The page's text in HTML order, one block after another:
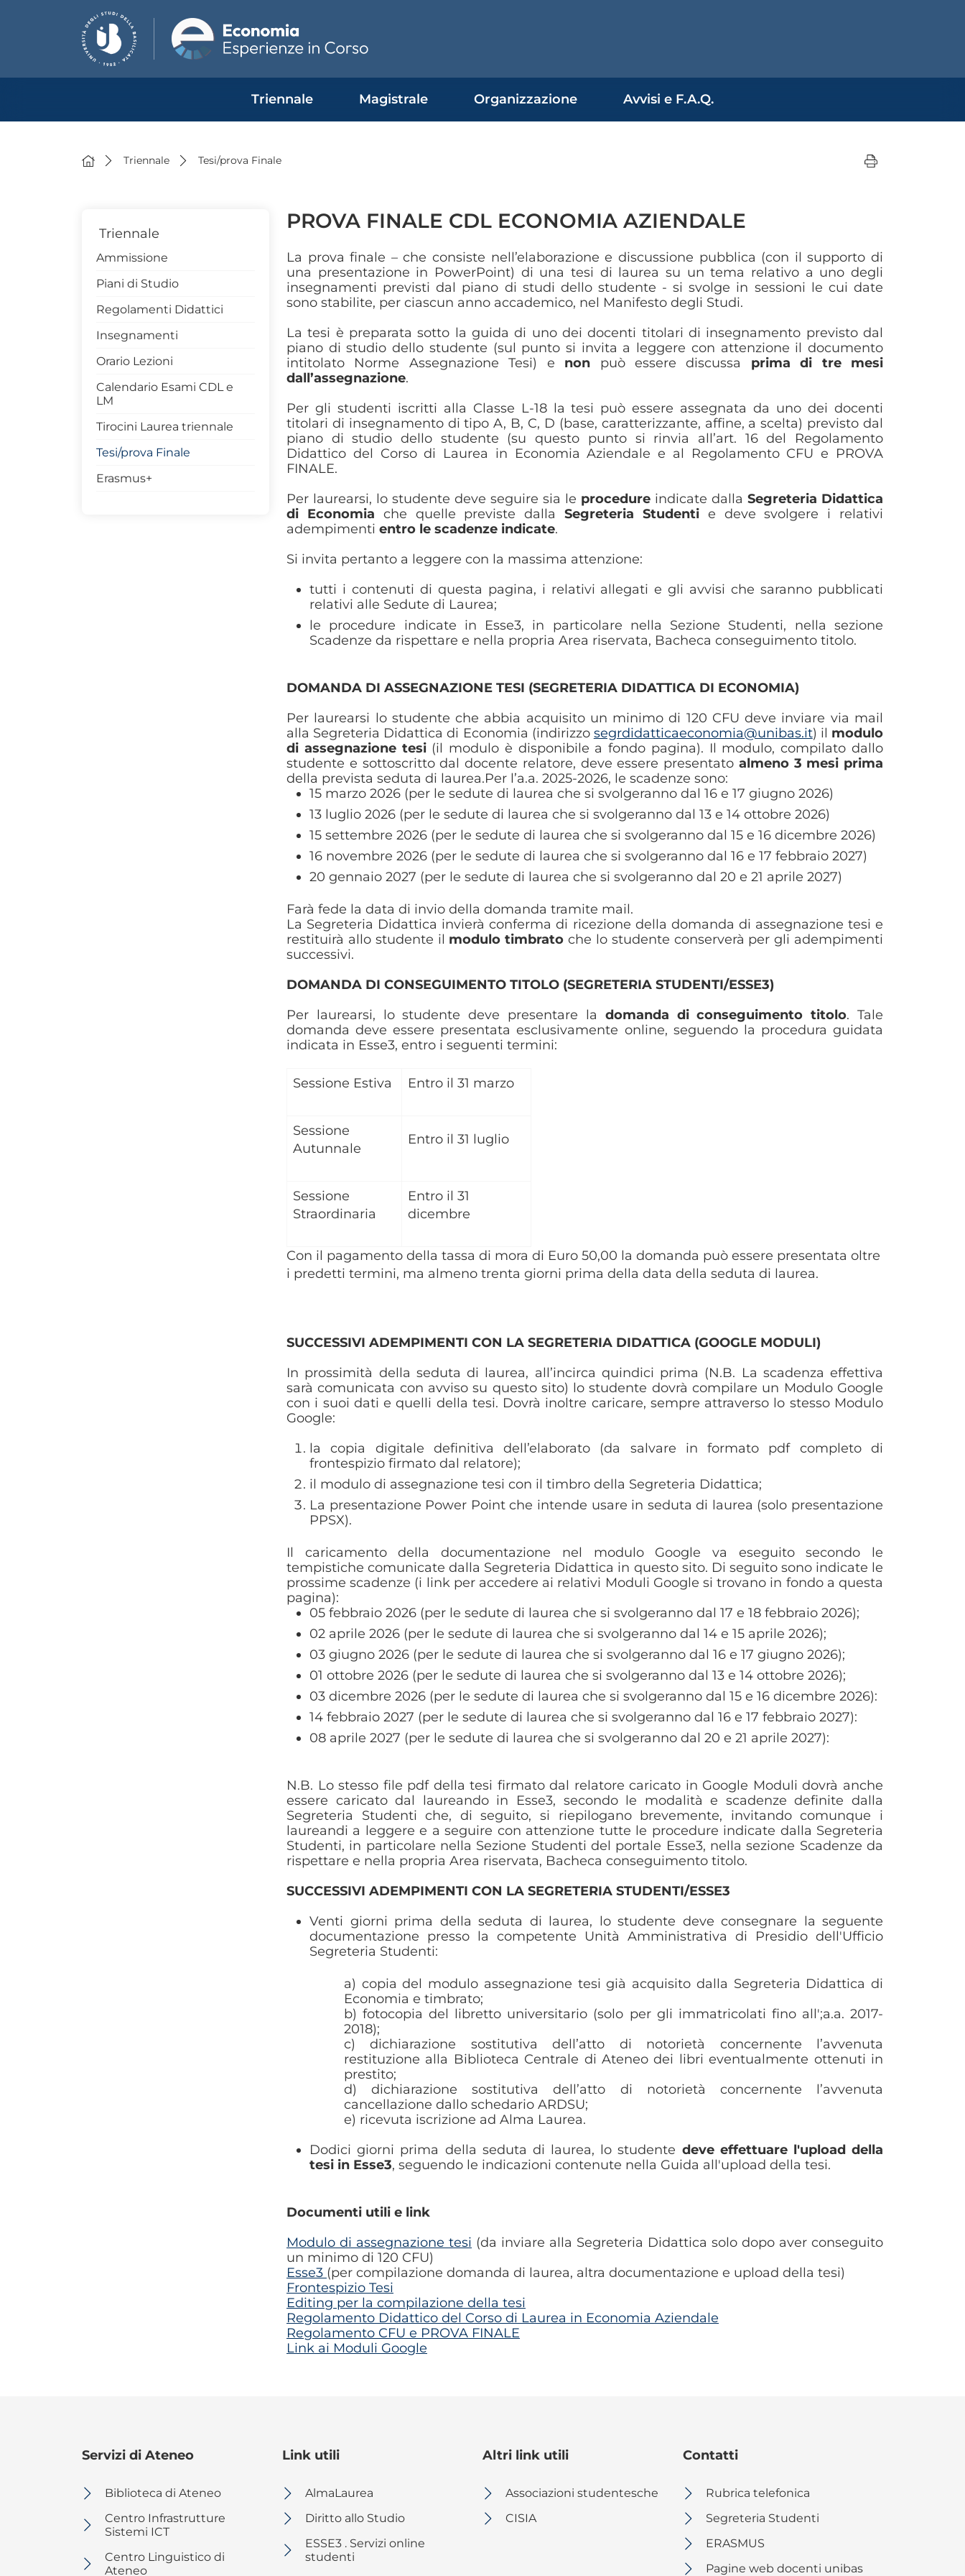
Triennale Magistrale Organizzazione Avvisi e F.A.Q.
Triennale Tesi/prova Finale
PROVA FINALE CDL ECONOMIA AZIENDALE
La prova finale – che consiste nell’elaborazione e discussione pubblica (con il supporto di
una presentazione in PowerPoint) di una tesi di laurea su un tema relativo a uno degli
insegnamenti previsti dal piano di studi dello studente - si svolge in sessioni le cui date
sono stabilite, per ciascun anno accademico, nel Manifesto degli Studi.
La tesi è preparata sotto la guida di uno dei docenti titolari di insegnamento previsto dal
piano di studio dello studente (sul punto si invita a leggere con attenzione il documento
intitolato Norme Assegnazione Tesi) e non può essere discussa prima di tre mesi
dall’assegnazione.
Per gli studenti iscritti alla Classe L-18 la tesi può essere assegnata da uno dei docenti
titolari di insegnamento di tipo A, B, C, D (base, caratterizzante, affine, a scelta) previsto dal
piano di studio dello studente (su questo punto si rinvia all’art. 16 del Regolamento
Didattico del Corso di Laurea in Economia Aziendale e al Regolamento CFU e PROVA
FINALE.
Per laurearsi, lo studente deve seguire sia le procedure indicate dalla Segreteria Didattica
di Economia che quelle previste dallaSegreteria Studentie deve svolgere i relativi
adempimenti entro le scadenze indicate.
Si invita pertanto a leggere con la massima attenzione:
tutti i contenuti di questa pagina, i relativi allegati e gli avvisi che saranno pubblicati
relativi alle Sedute di Laurea;
le procedure indicate in Esse3, in particolare nella Sezione Studenti, nella sezione
Scadenze da rispettare e nella propria Area riservata, Bacheca conseguimento titolo.
DOMANDA DI ASSEGNAZIONE TESI (SEGRETERIA DIDATTICA DI ECONOMIA)
Per laurearsi lo studente che abbia acquisito un minimo di 120 CFU deve inviare via mail
alla Segreteria Didattica di Economia (indirizzo segrdidatticaeconomia@unibas.it) il modulo
di assegnazione tesi(il modulo è disponibile a fondo pagina). Il modulo, compilato dallo
studente e sottoscritto dal docente relatore, deve essere presentato almeno 3 mesi prima
della prevista seduta di laurea.Per l’a.a. 2025-2026, le scadenze sono:
15 marzo 2026 (per le sedute di laurea che si svolgeranno dal 16 e 17 giugno 2026)
13 luglio 2026 (per le sedute di laurea che si svolgeranno dal 13 e 14 ottobre 2026)
15 settembre 2026 (per le sedute di laurea che si svolgeranno dal 15 e 16 dicembre 2026)
16 novembre 2026 (per le sedute di laurea che si svolgeranno dal 16 e 17 febbraio 2027)
20 gennaio 2027 (per le sedute di laurea che si svolgeranno dal 20 e 21 aprile 2027)
Farà fede la data di invio della domanda tramite mail.
La Segreteria Didattica invierà conferma di ricezione della domanda di assegnazione tesi e
restituirà allo studente il modulo timbrato che lo studente conserverà per gli adempimenti
successivi.
DOMANDA DI CONSEGUIMENTO TITOLO (SEGRETERIA STUDENTI/ESSE3)
Per laurearsi, lo studente deve presentare la domanda di conseguimento titolo. Tale
domanda deve essere presentata esclusivamente online, seguendo la procedura guidata
indicata in Esse3, entro i seguenti termini:
Sessione Estiva Entro il 31 marzo
Sessione
Autunnale
Entro il 31 luglio
Sessione
Straordinaria
Entro il 31
dicembre
Con il pagamento della tassa di mora di Euro 50,00 la domanda può essere presentata oltre
i predetti termini, ma almeno trenta giorni prima della data della seduta di laurea.
SUCCESSIVI ADEMPIMENTI CON LA SEGRETERIA DIDATTICA (GOOGLE MODULI)
In prossimità della seduta di laurea, all’incirca quindici prima (N.B. La scadenza effettiva
sarà comunicata con avviso su questo sito) lo studente dovrà compilare un Modulo Google
con i suoi dati e quelli della tesi. Dovrà inoltre caricare, sempre attraverso lo stesso Modulo
Google:
la copia digitale definitiva dell’elaborato (da salvare in formato pdf completo di
frontespizio firmato dal relatore);
il modulo di assegnazione tesi con il timbro della Segreteria Didattica;
La presentazione Power Point che intende usare in seduta di laurea (solo presentazione
PPSX).
Il caricamento della documentazione nel modulo Google va eseguito secondo le
tempistiche comunicate dalla Segreteria Didattica in questo sito. Di seguito sono indicate le
prossime scadenze (i link per accedere ai relativi Moduli Google si trovano in fondo a questa
pagina):
05 febbraio 2026 (per le sedute di laurea che si svolgeranno dal 17 e 18 febbraio 2026);
02 aprile 2026 (per le sedute di laurea che si svolgeranno dal 14 e 15 aprile 2026);
03 giugno 2026 (per le sedute di laurea che si svolgeranno dal 16 e 17 giugno 2026);
01 ottobre 2026 (per le sedute di laurea che si svolgeranno dal 13 e 14 ottobre 2026);
03 dicembre 2026 (per le sedute di laurea che si svolgeranno dal 15 e 16 dicembre 2026):
14 febbraio 2027 (per le sedute di laurea che si svolgeranno dal 16 e 17 febbraio 2027):
08 aprile 2027 (per le sedute di laurea che si svolgeranno dal 20 e 21 aprile 2027):
N.B. Lo stesso file pdf della tesi firmato dal relatore caricato in Google Moduli dovrà anche
essere caricato dal laureando in Esse3, secondo le modalità e scadenze definite dalla
Segreteria Studenti che, di seguito, si riepilogano brevemente, invitando comunque i
laureandi a leggere e a seguire con attenzione tutte le procedure indicate dalla Segreteria
Studenti, in particolare nella Sezione Studenti del portale Esse3, nella sezione Scadenze da
rispettare e nella propria Area riservata, Bacheca conseguimento titolo.
SUCCESSIVI ADEMPIMENTI CON LA SEGRETERIA STUDENTI/ESSE3
Venti giorni prima della seduta di laurea, lo studente deve consegnare la seguente
documentazione presso la competente Unità Amministrativa di Presidio dell'Ufficio
Segreteria Studenti:
a) copia del modulo assegnazione tesi già acquisito dalla Segreteria Didattica di
Economia e timbrato;
b) fotocopia del libretto universitario (solo per gli immatricolati fino all';a.a. 2017-
2018);
c) dichiarazione sostitutiva dell’atto di notorietà concernente l’avvenuta
restituzione alla Biblioteca Centrale di Ateneo dei libri eventualmente ottenuti in
prestito;
d) dichiarazione sostitutiva dell’atto di notorietà concernente l’avvenuta
cancellazione dallo schedario ARDSU;
e) ricevuta iscrizione ad Alma Laurea.
Dodici giorni prima della seduta di laurea, lo studente deve effettuare l'upload della
tesi in Esse3, seguendo le indicazioni contenute nella Guida all'upload della tesi.
Documenti utili e link
Modulo di assegnazione tesi (da inviare alla Segreteria Didattica solo dopo aver conseguito
un minimo di 120 CFU)
Esse3 (per compilazione domanda di laurea, altra documentazione e upload della tesi)
Frontespizio Tesi
Editing per la compilazione della tesi
Regolamento Didattico del Corso di Laurea in Economia Aziendale
Regolamento CFU e PROVA FINALE
Link ai Moduli Google
Triennale
Ammissione
Piani di Studio
Regolamenti Didattici
Insegnamenti
Orario Lezioni
Calendario Esami CDL e
LM
Tirocini Laurea triennale
Tesi/prova Finale
Erasmus+
Servizi di Ateneo
Biblioteca di Ateneo
Centro Infrastrutture
Sistemi ICT
Centro Linguistico di
Ateneo
Link utili
AlmaLaurea
Diritto allo Studio
ESSE3 . Servizi online
studenti
Altri link utili
Associazioni studentesche
CISIA
Contatti
Rubrica telefonica
Segreteria Studenti
ERASMUS
Pagine web docenti unibas